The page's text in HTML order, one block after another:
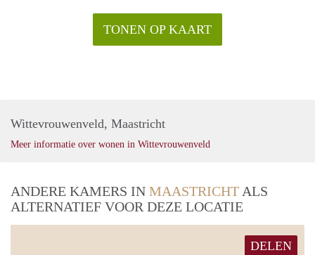
TONEN OP KAART
Wittevrouwenveld, Maastricht
Meer informatie over wonen in Wittevrouwenveld
ANDERE KAMERS IN MAASTRICHT ALS
ALTERNATIEF VOOR DEZE LOCATIE
DELEN